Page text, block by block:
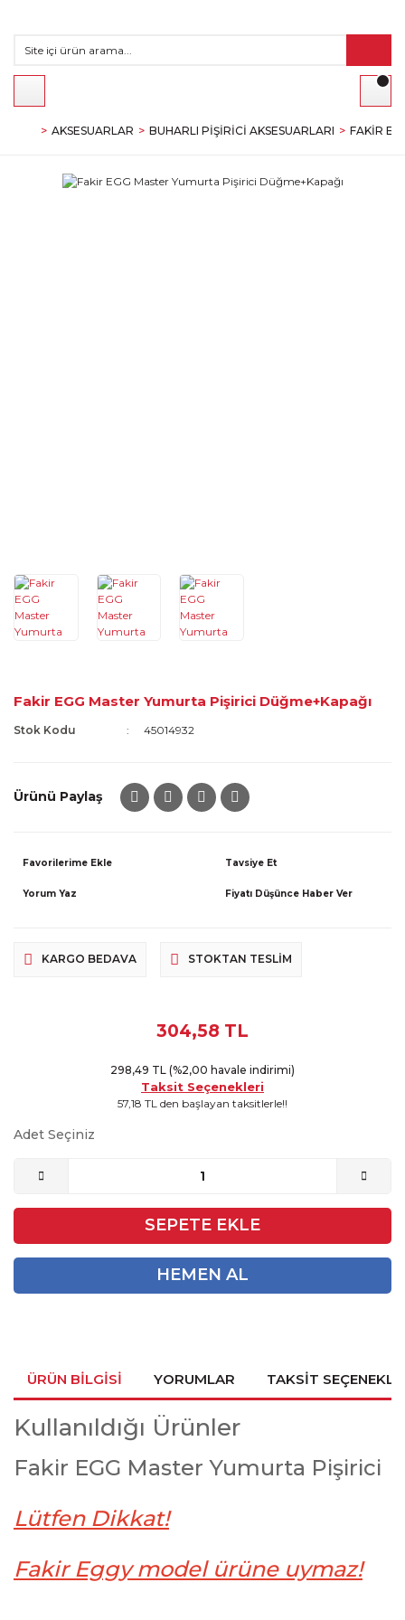
AKSESUARLAR BUHARLI PIŞIRICI AKSESUARLARI FAKIR
Fakir EGG Master Yumurta Pişirici Düğme+Kapağı
Stok Kodu 45014932
Ürünü Paylaş
Tavsiye Et
Yorum Yaz Fiyatı Düşünce Haber Ver
KARGO BEDAVA STOKTAN TESLIM
304,58 TL
298,49 TL (%2,00 havale indirimi)
Taksit Seçenekleri
57,18 TL den başlayan taksitlerle!!
Adet Seçiniz
SEPETE EKLE
HEMEN AL
ÜRÜN BILGISI YORUMLAR TAKSIT
Kullanıldığı Ürünler
Fakir EGG Master Yumurta Pişirici
Lütfen Dikkat!
Fakir Eggy model ürüne uymaz!